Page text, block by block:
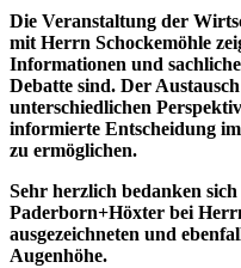
Die Veranstaltung der
mit Herrn Schockemöhle
Informationen und
Debatte sind. Der
unterschiedlichen
informierte Entscheidung
zu ermöglichen.
Sehr herzlich bedanken
Paderborn+Höxter bei
ausgezeichneten und
Augenhöhe.